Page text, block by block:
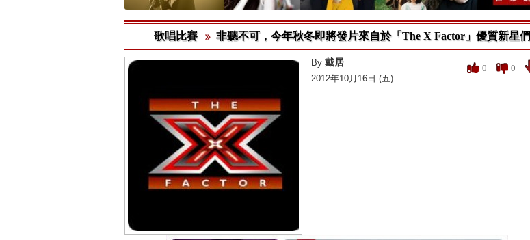
歌唱比賽 非聽不可，今年秋冬即將發片來自於「The X Factor」優質新星們
0 0
By 戴居
2012年10月16日 (五)